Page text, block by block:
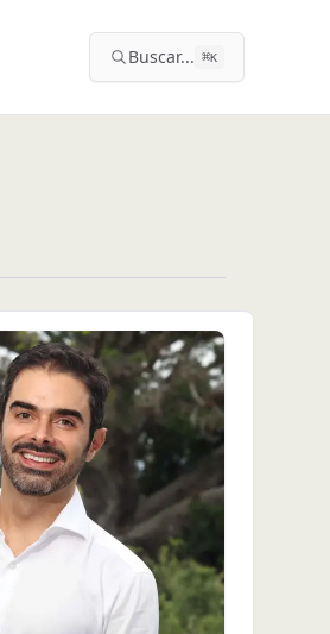
Buscar... ⌘K